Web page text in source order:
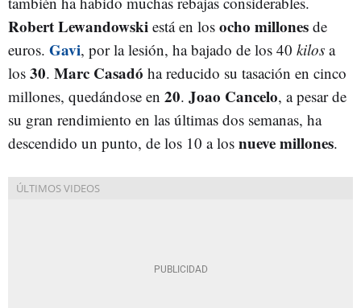
Robert Lewandowski está en los ocho millones de
euros. Gavi, por la lesión, ha bajado de los 40 kilos a
los 30. Marc Casadó ha reducido su tasación en cinco
millones, quedándose en 20. Joao Cancelo, a pesar de
su gran rendimiento en las últimas dos semanas, ha
descendido un punto, de los 10 a los nueve millones.